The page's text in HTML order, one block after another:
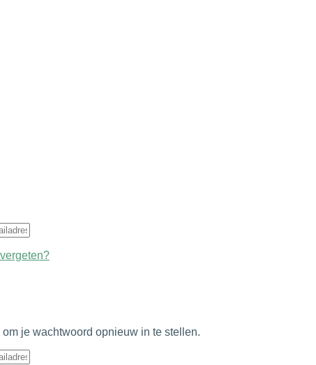
je wachtwoord opnieuw in te stellen.